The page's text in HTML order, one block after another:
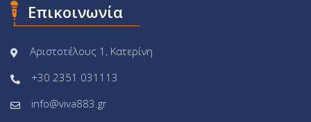
Επικοινωνία
Αριστοτέλους 1, Κατερίνη
+30 2351 031113
info@viva883.gr